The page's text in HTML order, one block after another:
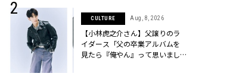
CULTURE Aug, 8, 2026
【小林虎之介さん】父譲りのラ
イダース「父の卒業アルバムを
見たら『俺やん』って思いまし